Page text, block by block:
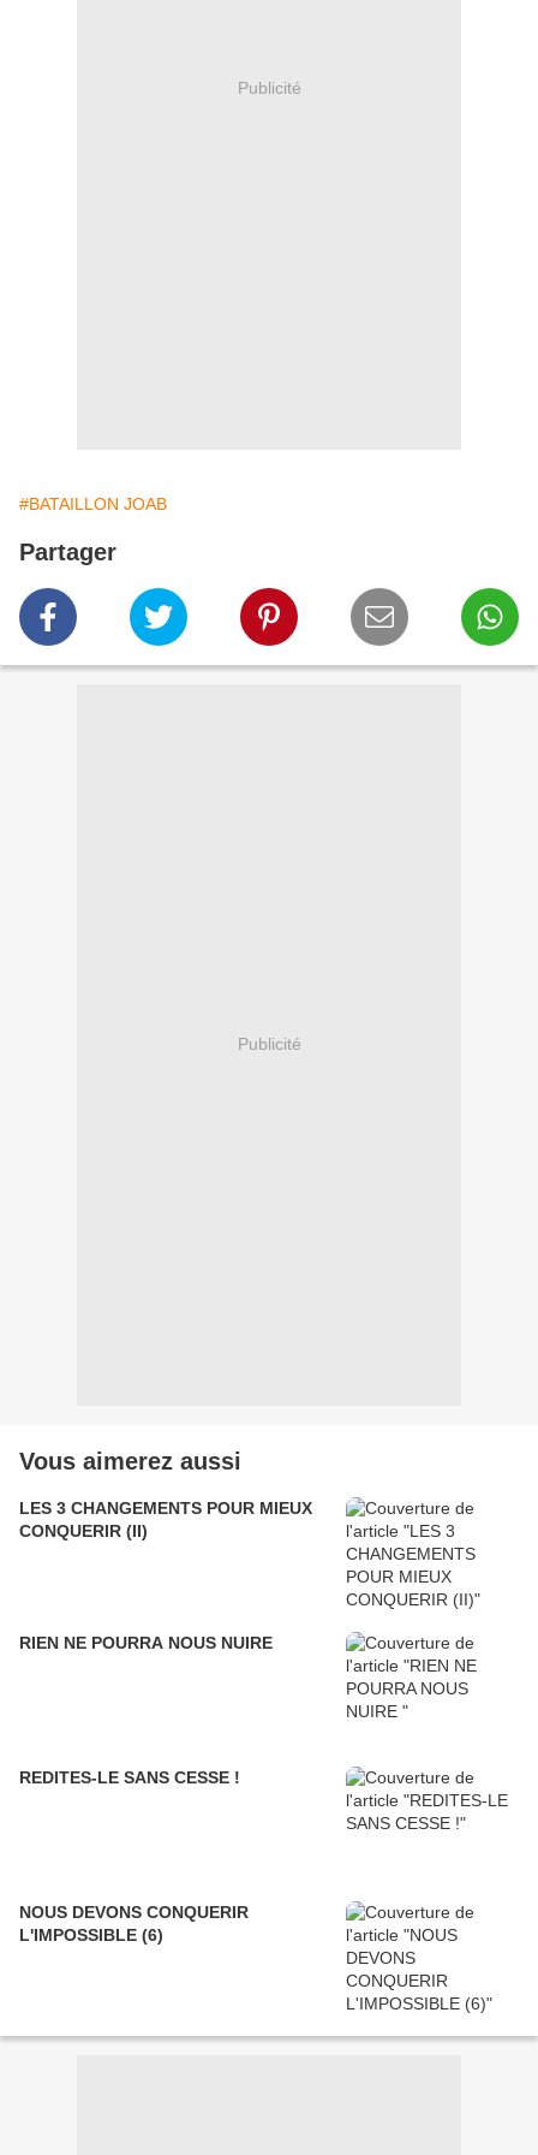
Publicité
#BATAILLON JOAB
Partager
Publicité
Vous aimerez aussi
LES 3 CHANGEMENTS POUR MIEUX
CONQUERIR (II)
RIEN NE POURRA NOUS NUIRE
REDITES-LE SANS CESSE !
NOUS DEVONS CONQUERIR
L'IMPOSSIBLE (6)